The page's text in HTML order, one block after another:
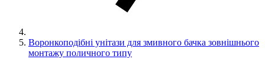
Воронкоподібні унітази для змивного бачка зовнішнього
монтажу поличного типу